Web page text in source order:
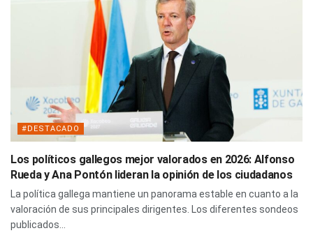
#DESTACADO
Los políticos gallegos mejor valorados en 2026: Alfonso
Rueda y Ana Pontón lideran la opinión de los ciudadanos
La política gallega mantiene un panorama estable en cuanto a la
valoración de sus principales dirigentes. Los diferentes sondeos
publicados...